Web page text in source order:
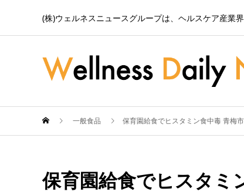
(株)ウェルネスニュースグループは、ヘルスケア産業
一般食品 保育園給食でヒスタミン食中毒 青梅
保育園給食でヒスタミ